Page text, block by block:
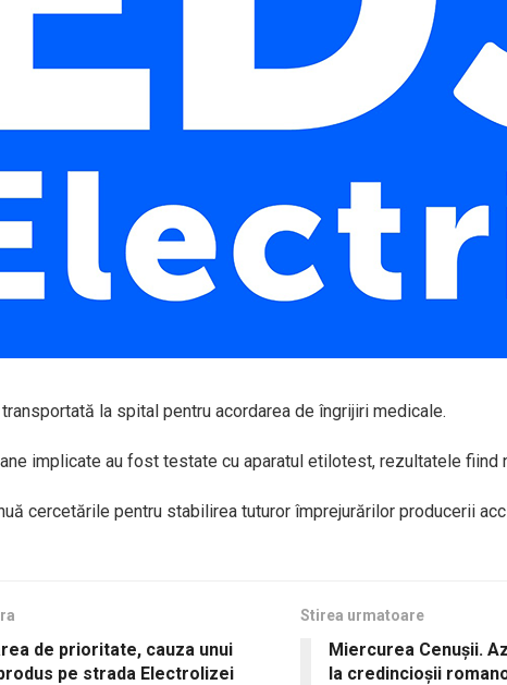
la spital pentru acordarea de îngrijiri medicale.
implicate au fost testate cu aparatul etilotest, rezultatele fiind
cercetările pentru stabilirea tuturor împrejurărilor producerii
de prioritate, cauza unui
pe strada Electrolizei
Stirea urmatoare
Miercurea Cenuşii.
la credincioşii